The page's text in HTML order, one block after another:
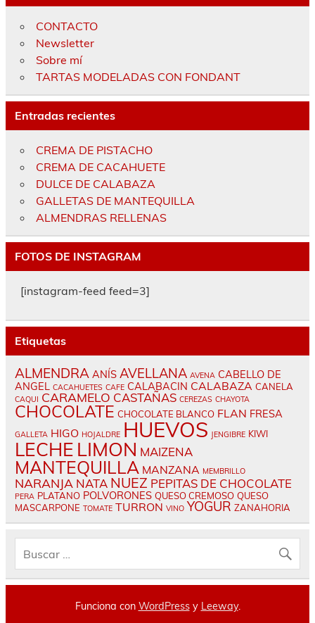
CONTACTO
Newsletter
Sobre mí
TARTAS MODELADAS CON FONDANT
Entradas recientes
CREMA DE PISTACHO
CREMA DE CACAHUETE
DULCE DE CALABAZA
GALLETAS DE MANTEQUILLA
ALMENDRAS RELLENAS
FOTOS DE INSTAGRAM
[instagram-feed feed=3]
Etiquetas
ALMENDRA ANÍS AVELLANA AVENA CABELLO DE
ANGEL
CACAHUETES CAFE CALABACIN CALABAZA CANELA
CAQUI CARAMELO CASTAÑAS CEREZAS CHAYOTA
CHOCOLATE CHOCOLATE BLANCO FLAN FRESA
GALLETA HIGO HOJALDRE HUEVOS JENGIBRE KIWI
LECHE LIMON MAIZENA
MANTEQUILLA MANZANA MEMBRILLO
NARANJA NATA NUEZ PEPITAS DE CHOCOLATE
PERA PLATANO POLVORONES QUESO CREMOSO QUESO
MASCARPONE TOMATE TURRON VINO YOGUR ZANAHORIA
Funciona con WordPressy Leeway.